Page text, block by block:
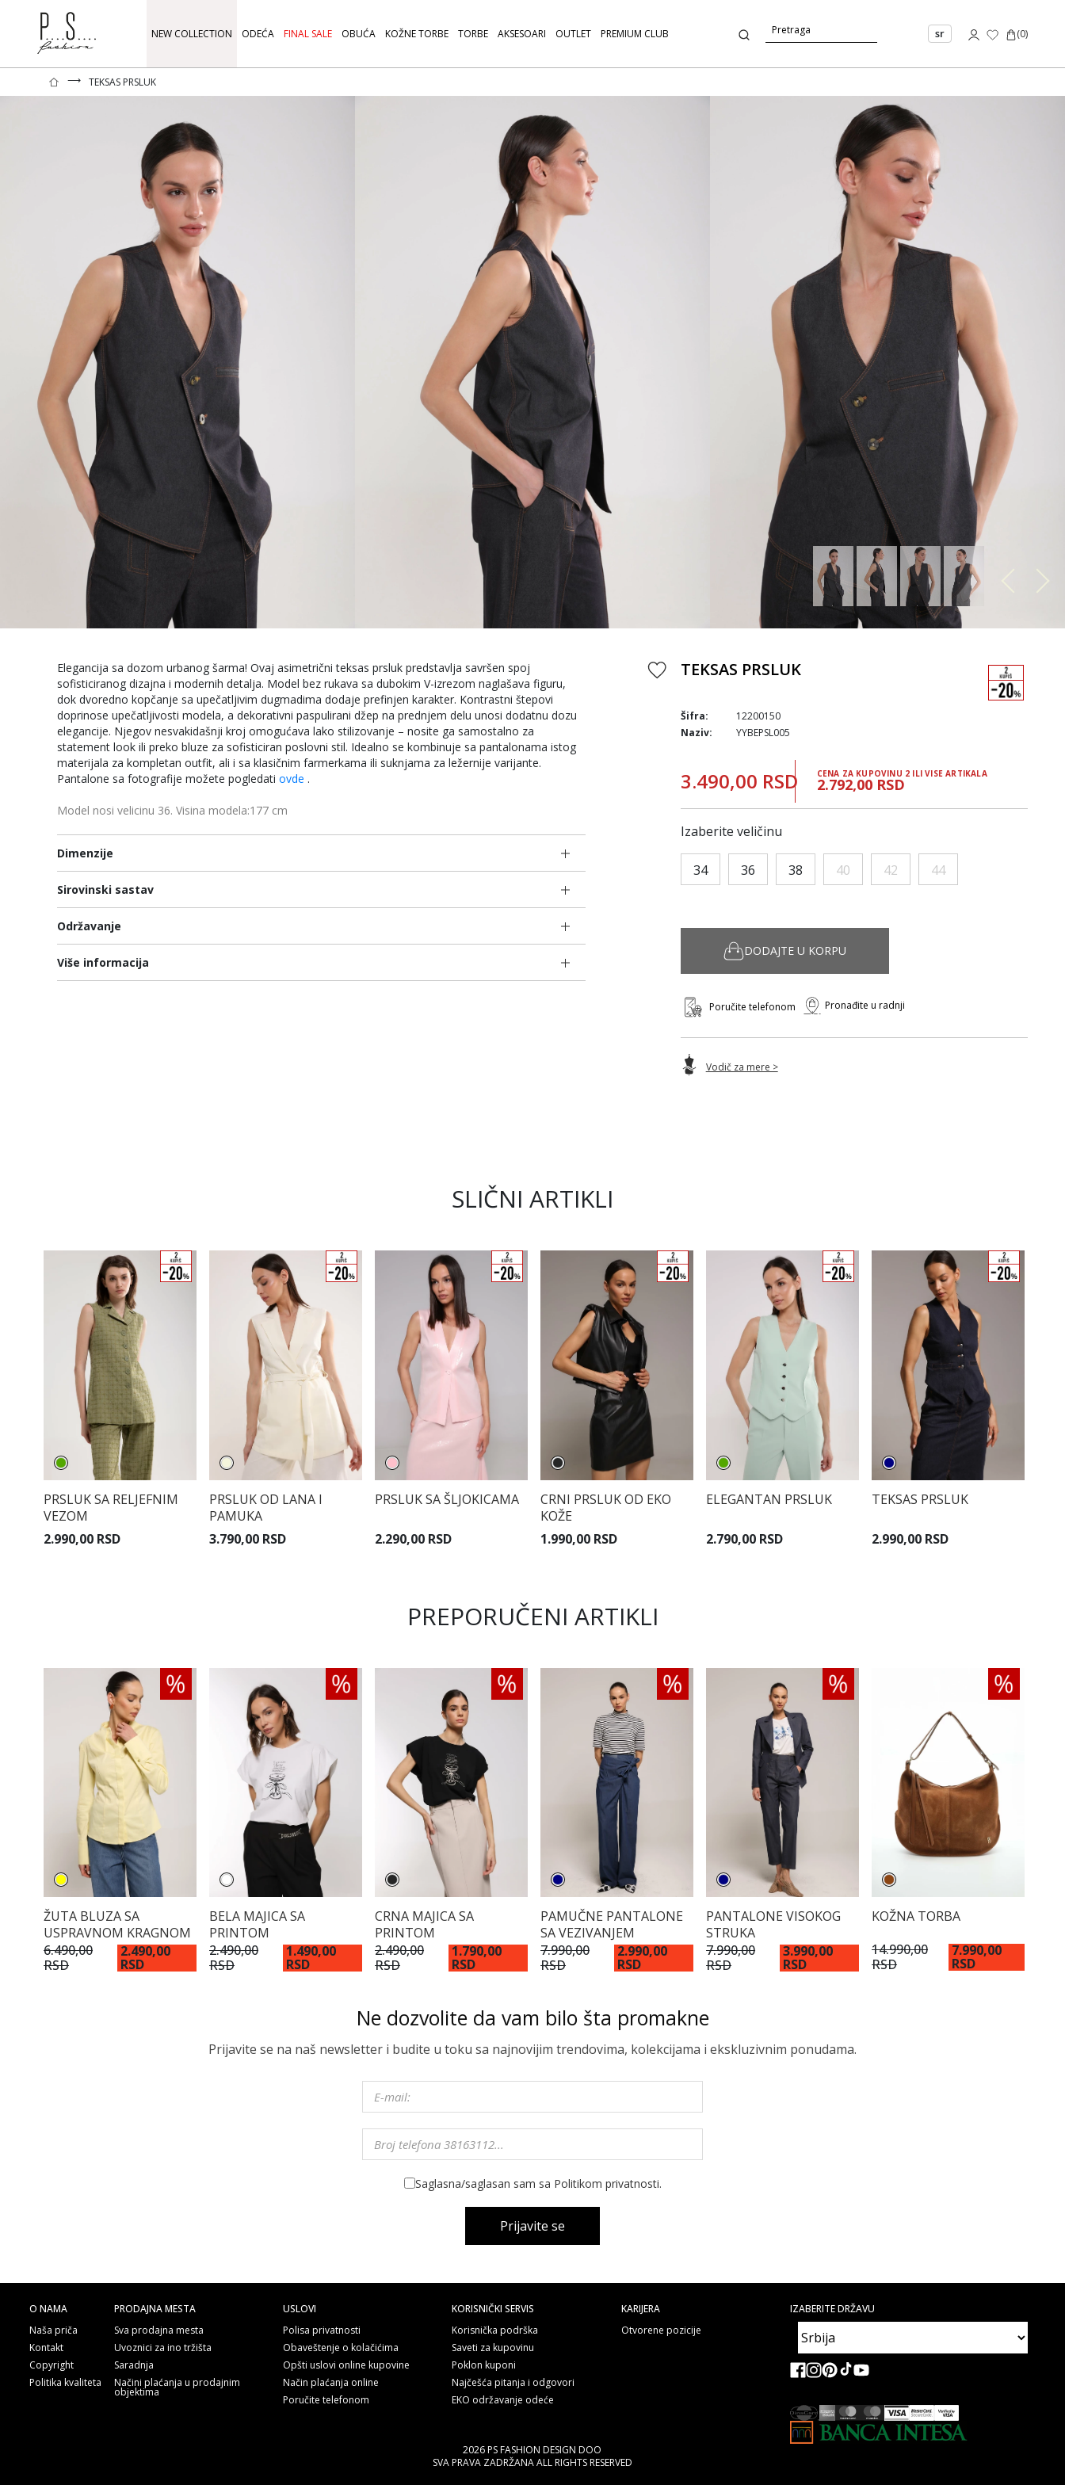
NEW COLLECTION ODEĆA FINAL SALE OBUĆA KOŽNE TORBE TORBE AKSESOARI OUTLET PREMIUM CLUB sr (0)
⟶ TEKSAS PRSLUK
Elegancija sa dozom urbanog šarma! Ovaj asimetrični teksas prsluk predstavlja savršen spoj
sofisticiranog dizajna i modernih detalja. Model bez rukava sa dubokim V-izrezom naglašava figuru,
dok dvoredno kopčanje sa upečatljivim dugmadima dodaje prefinjen karakter. Kontrastni štepovi
doprinose upečatljivosti modela, a dekorativni paspulirani džep na prednjem delu unosi dodatnu dozu
elegancije. Njegov nesvakidašnji kroj omogućava lako stilizovanje – nosite ga samostalno za
statement look ili preko bluze za sofisticiran poslovni stil. Idealno se kombinuje sa pantalonama istog
materijala za kompletan outfit, ali i sa klasičnim farmerkama ili suknjama za ležernije varijante.
Pantalone sa fotografije možete pogledatiovde .
Model nosi velicinu 36. Visina modela:177 cm
Dimenzije
Sirovinski sastav
Održavanje
Više informacija
TEKSAS PRSLUK
Šifra:
12200150
Naziv:
YYBEPSL005
3.490,00 RSD CENA ZA KUPOVINU 2 ILI VISE ARTIKALA
2.792,00 RSD
Izaberite veličinu
34 36 38 40 42 44
DODAJTE U KORPU
Poručite telefonom Pronađite u radnji
Vodič za mere >
SLIČNI ARTIKLI
PRSLUK SA RELJEFNIM
VEZOM
2.990,00 RSD
PRSLUK OD LANA I
PAMUKA
3.790,00 RSD
PRSLUK SA ŠLJOKICAMA
2.290,00 RSD
CRNI PRSLUK OD EKO
KOŽE
1.990,00 RSD
ELEGANTAN PRSLUK
2.790,00 RSD
TEKSAS PRSLUK
2.990,00 RSD
PREPORUČENI ARTIKLI
ŽUTA BLUZA SA
USPRAVNOM KRAGNOM
6.490,00
RSD
2.490,00
RSD
BELA MAJICA SA
PRINTOM
2.490,00
RSD
1.490,00
RSD
CRNA MAJICA SA
PRINTOM
2.490,00
RSD
1.790,00
RSD
PAMUČNE PANTALONE
SA VEZIVANJEM
7.990,00
RSD
2.990,00
RSD
PANTALONE VISOKOG
STRUKA
7.990,00
RSD
3.990,00
RSD
KOŽNA TORBA
14.990,00
RSD
7.990,00
RSD
Ne dozvolite da vam bilo šta promakne
Prijavite se na naš newsletter i budite u toku sa najnovijim trendovima, kolekcijama i ekskluzivnim ponudama.
Saglasna/saglasan sam sa Politikom privatnosti.
Prijavite se
O NAMA
Naša priča
Kontakt
Copyright
Politika kvaliteta
PRODAJNA MESTA
Sva prodajna mesta
Uvoznici za ino tržišta
Saradnja
Načini plaćanja u prodajnim
objektima
USLOVI
Polisa privatnosti
Obaveštenje o kolačićima
Opšti uslovi online kupovine
Način plaćanja online
Poručite telefonom
KORISNIČKI SERVIS
Korisnička podrška
Saveti za kupovinu
Poklon kuponi
Najčešća pitanja i odgovori
EKO održavanje odeće
KARIJERA
Otvorene pozicije
IZABERITE DRŽAVU
2026 PS FASHION DESIGN DOO
SVA PRAVA ZADRŽANA ALL RIGHTS RESERVED